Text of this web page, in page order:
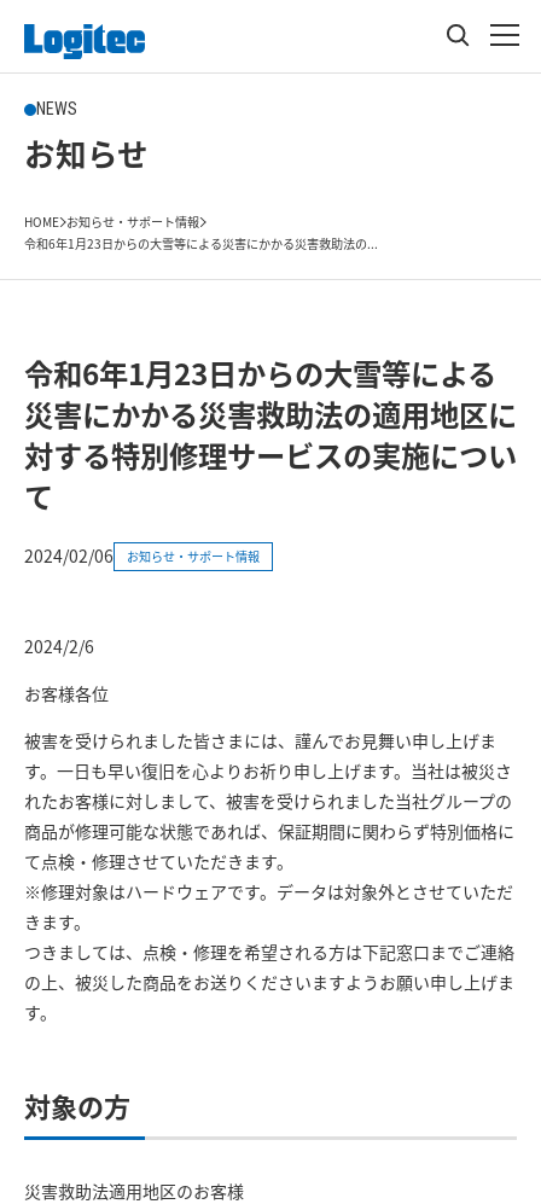
NEWS
お知らせ
HOME お知らせ・サポート情報
令和6年1月23日からの大雪等による災害にかかる災害救助法の...
令和6年1月23日からの大雪等による
災害にかかる災害救助法の適用地区に
対する特別修理サービスの実施につい
て
2024/02/06 お知らせ・サポート情報
2024/2/6
お客様各位
被害を受けられました皆さまには、謹んでお見舞い申し上げま
す。一日も早い復旧を心よりお祈り申し上げます。当社は被災さ
れたお客様に対しまして、被害を受けられました当社グループの
商品が修理可能な状態であれば、保証期間に関わらず特別価格に
て点検・修理させていただきます。
※修理対象はハードウェアです。データは対象外とさせていただ
きます。
つきましては、点検・修理を希望される方は下記窓口までご連絡
の上、被災した商品をお送りくださいますようお願い申し上げま
す。
対象の方
災害救助法適用地区のお客様